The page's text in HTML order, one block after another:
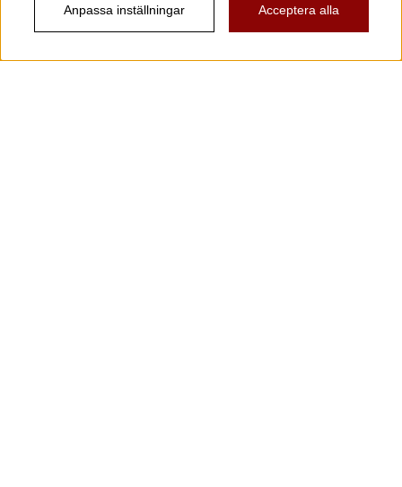
Anpassa inställningar Acceptera alla